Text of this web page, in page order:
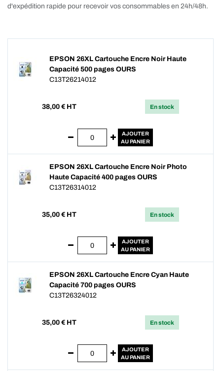
d'expédition rapide pour recevoir vos consommables en 24h/48h.
EPSON 26XL Cartouche Encre Noir Haute
Capacité 500 pages OURS
C13T26214012
38,00 € HT En stock
AJOUTER
AU PANIER
EPSON 26XL Cartouche Encre Noir Photo
Haute Capacité 400 pages OURS
C13T26314012
35,00 € HT En stock
AJOUTER
AU PANIER
EPSON 26XL Cartouche Encre Cyan Haute
Capacité 700 pages OURS
C13T26324012
35,00 € HT En stock
AJOUTER
AU PANIER